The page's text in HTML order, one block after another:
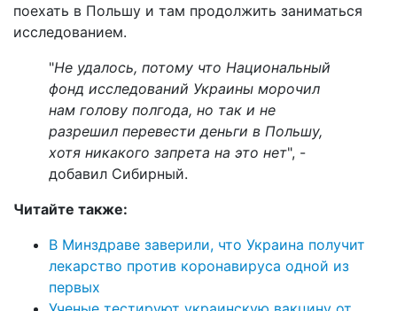
поехать в Польшу и там продолжить заниматься
исследованием.
"Не удалось, потому что Национальный
фонд исследований Украины морочил
нам голову полгода, но так и не
разрешил перевести деньги в Польшу,
хотя никакого запрета на это нет", -
добавил Сибирный.
Читайте также:
В Минздраве заверили, что Украина получит
лекарство против коронавируса одной из
первых